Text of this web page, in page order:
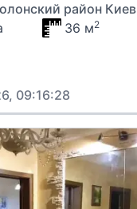
район Киев
36 м2
09:16:28